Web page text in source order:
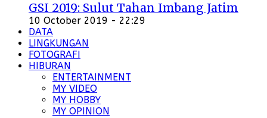
GSI 2019: Sulut Tahan Imbang Jatim
10 October 2019 - 22:29
DATA
LINGKUNGAN
FOTOGRAFI
HIBURAN
ENTERTAINMENT
MY VIDEO
MY HOBBY
MY OPINION